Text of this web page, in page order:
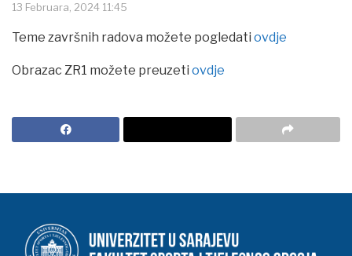
13 Februara, 2024 11:45
Teme završnih radova možete pogledati ovdje
Obrazac ZR1 možete preuzeti ovdje